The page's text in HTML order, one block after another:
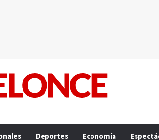
Deportes Economía